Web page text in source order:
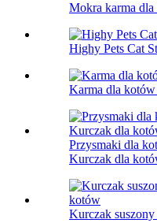
Mokra karma
Highy Pets Cat
Karma dla
Przysmaki dla
Kurczak dla
Kurczak